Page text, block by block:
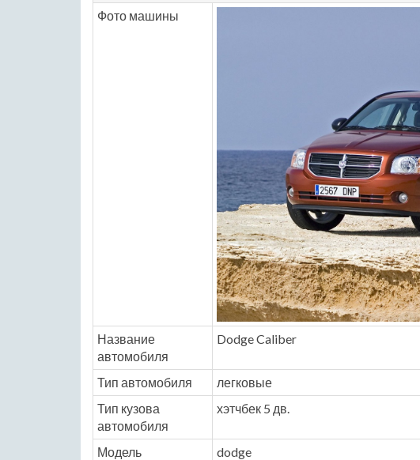
Фото машины
Название
автомобиля
Dodge Caliber
Тип автомобиля легковые
Тип кузова
автомобиля
хэтчбек 5 дв.
Модель dodge